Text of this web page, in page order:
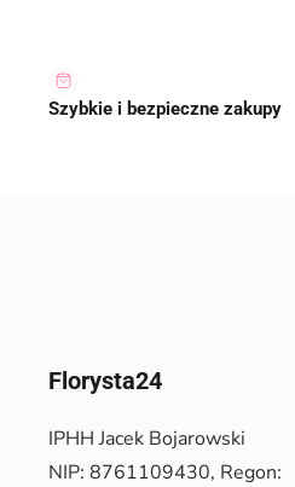
Szybkie i bezpieczne zakupy
Florysta24
IPHH Jacek Bojarowski
NIP: 8761109430, Regon: